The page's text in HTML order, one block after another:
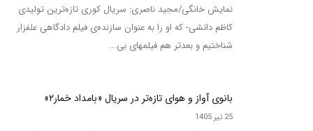
نمایش خانگی/مجید ناصری: سریال کوری تازه‌ترین تولیدی
کاظم دانشی- که او را به عنوان سازنده‌ی فیلم دادگاهی علفزار
شناختیم و بعدتر هم فیلمهای بی...
بانوی آواز و هوای تازه‌تر در سریال «بامداد خمار۲»
25 تیر 1405